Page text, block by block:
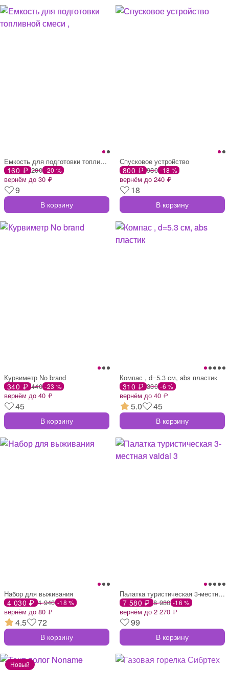
Емкость для подготовки топливной смеси ,
160 ₽ 200 -20 %
вернём до 30 ₽
9
В корзину
Спусковое устройство
800 ₽ 980 -18 %
вернём до 240 ₽
18
В корзину
Курвиметр No brand
340 ₽ 440 -23 %
вернём до 40 ₽
45
В корзину
Компас , d=5.3 см, abs пластик
310 ₽ 330 -6 %
вернём до 40 ₽
5.0 45
В корзину
Набор для выживания
4 030 ₽ 4 940 -18 %
вернём до 80 ₽
4.5 72
В корзину
Палатка туристическая 3-местная valdai 3
7 580 ₽ 8 980 -16 %
вернём до 2 270 ₽
99
В корзину